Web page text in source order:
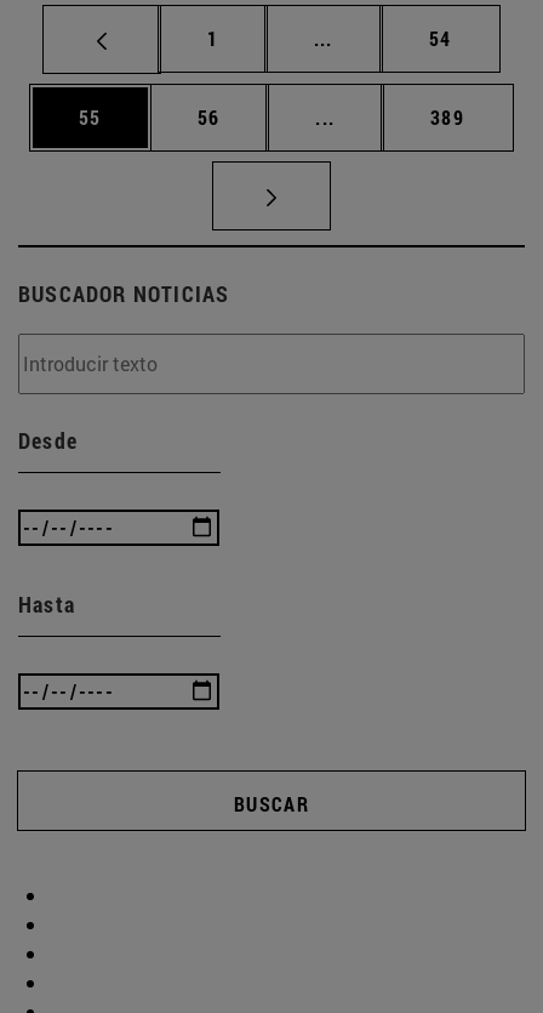
Página
1 ... Páginas intermedias
Página
54
Página
55 Página
56 ... Páginas intermedias
Página
389
BUSCADOR NOTICIAS
Desde
Hasta
BUSCAR